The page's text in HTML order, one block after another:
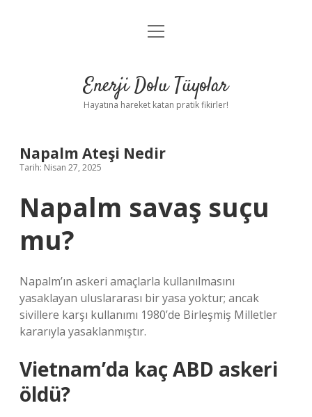
Anasayfa
Yasal Uyarı
menüyü
Enerji Dolu Tüyolar
Hayatına hareket katan pratik fikirler!
Napalm Ateşi Nedir
Tarih: Nisan 27, 2025
Napalm savaş suçu
mu?
Napalm’ın askeri amaçlarla kullanılmasını
yasaklayan uluslararası bir yasa yoktur; ancak
sivillere karşı kullanımı 1980’de Birleşmiş Milletler
kararıyla yasaklanmıştır.
Vietnam’da kaç ABD askeri
öldü?